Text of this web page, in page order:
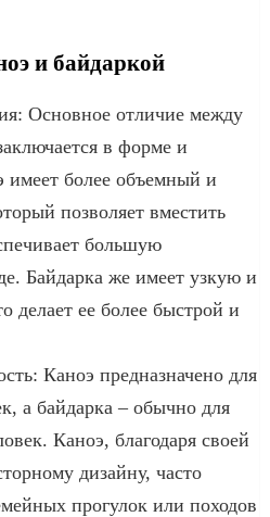
и байдаркой
Основное отличие между
в форме и
имеет более объемный и
позволяет вместить
большую
Байдарка же имеет узкую и
делает ее более быстрой и
Каноэ предназначено для
а байдарка – обычно для
Каноэ, благодаря своей
дизайну, часто
прогулок или походов